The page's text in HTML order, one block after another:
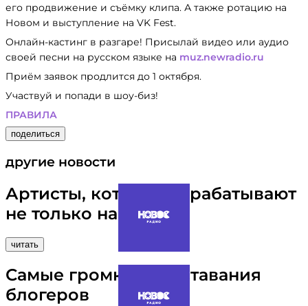
его продвижение и съёмку клипа. А также ротацию на
Новом и выступление на VK Fest.
Онлайн-кастинг в разгаре! Присылай видео или аудио
своей песни на русском языке на muz.newradio.ru
Приём заявок продлится до 1 октября.
Участвуй и попади в шоу-биз!
ПРАВИЛА
поделиться
другие новости
Артисты, которые зарабатывают
не только на музыке
читать
Самые громкие расставания
блогеров